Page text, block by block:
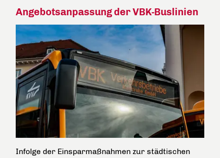
Angebotsanpassung der VBK-Buslinien
Infolge der Einsparmaßnahmen zur städtischen